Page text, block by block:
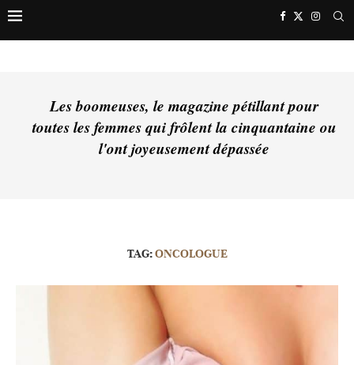
Les boomeuses, le magazine pétillant pour
toutes les femmes qui frôlent la cinquantaine ou
l'ont joyeusement dépassée
TAG:ONCOLOGUE